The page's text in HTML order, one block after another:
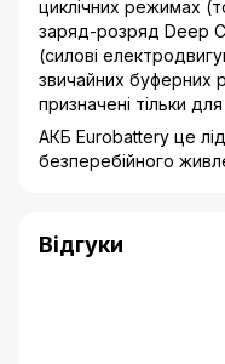
циклічних режимах
заряд-розряд Deep
(силові
звичайних буферних
призначені тільки
АКБ Eurobattery це
безперебійного
Відгуки